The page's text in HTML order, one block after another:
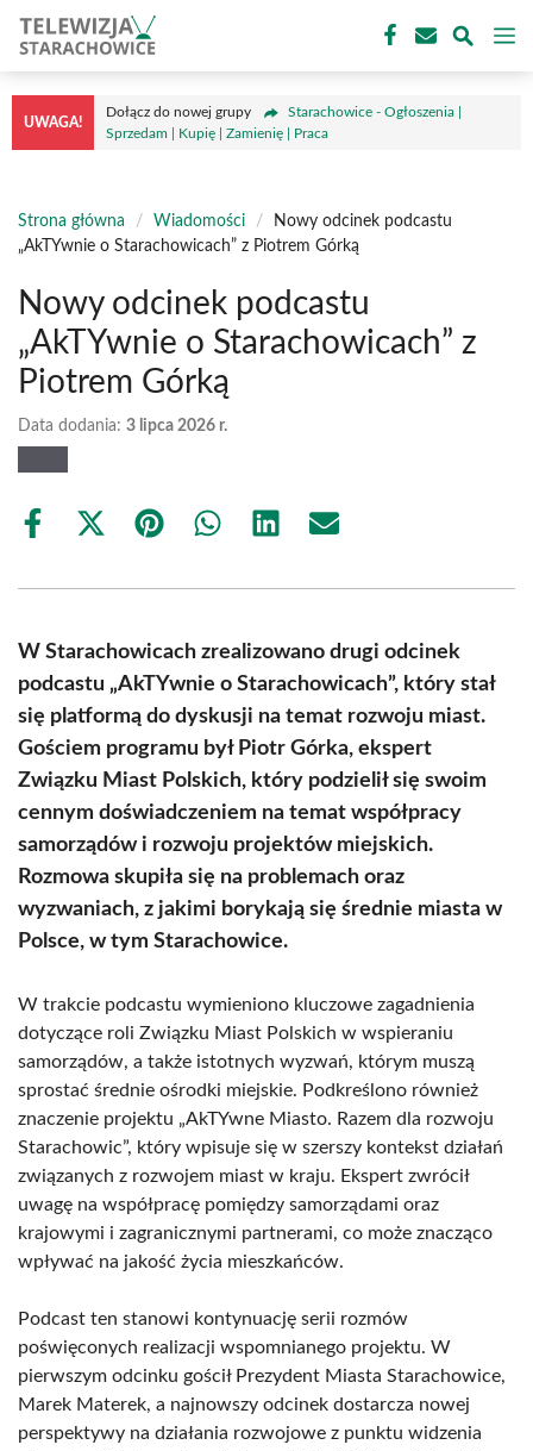
treści
UWAGA!
Dołącz do nowej grupy
Starachowice - Ogłoszenia |
Sprzedam | Kupię | Zamienię | Praca
Strona główna / Wiadomości /
Nowy odcinek podcastu
„AkTYwnie o Starachowicach” z Piotrem Górką
Nowy odcinek podcastu
„AkTYwnie o Starachowicach” z
Piotrem Górką
Data dodania: 3 lipca 2026 r.
Share
Share
(Twitter)
Share Share Share Share
W Starachowicach zrealizowano drugi odcinek
podcastu „AkTYwnie o Starachowicach”, który stał
się platformą do dyskusji na temat rozwoju miast.
Gościem programu był Piotr Górka, ekspert
Związku Miast Polskich, który podzielił się swoim
cennym doświadczeniem na temat współpracy
samorządów i rozwoju projektów miejskich.
Rozmowa skupiła się na problemach oraz
wyzwaniach, z jakimi borykają się średnie miasta w
Polsce, w tym Starachowice.
W trakcie podcastu wymieniono kluczowe zagadnienia
dotyczące roli Związku Miast Polskich w wspieraniu
samorządów, a także istotnych wyzwań, którym muszą
sprostać średnie ośrodki miejskie. Podkreślono również
znaczenie projektu „AkTYwne Miasto. Razem dla rozwoju
Starachowic”, który wpisuje się w szerszy kontekst działań
związanych z rozwojem miast w kraju. Ekspert zwrócił
uwagę na współpracę pomiędzy samorządami oraz
krajowymi i zagranicznymi partnerami, co może znacząco
wpływać na jakość życia mieszkańców.
Podcast ten stanowi kontynuację serii rozmów
poświęconych realizacji wspomnianego projektu. W
pierwszym odcinku gościł Prezydent Miasta Starachowice,
Marek Materek, a najnowszy odcinek dostarcza nowej
perspektywy na działania rozwojowe z punktu widzenia